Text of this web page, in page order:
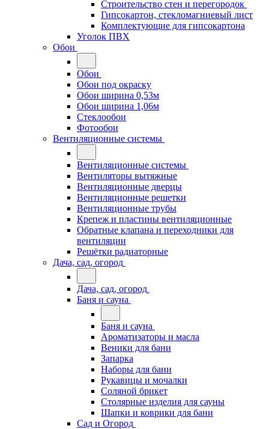
Строительство стен и перегородок
Гипсокартон, стекломагниевый лист
Комплектующие для гипсокартона
Уголок ПВХ
Обои
Обои
Обои под окраску
Обои ширина 0,53м
Обои ширина 1,06м
Стеклообои
Фотообои
Вентиляционные системы
Вентиляционные системы
Вентиляторы вытяжные
Вентиляционные дверцы
Вентиляционные решетки
Вентиляционные трубы
Крепеж и пластины вентиляционные
Обратные клапана и переходники для
вентиляции
Решётки радиаторные
Дача, сад, огород
Дача, сад, огород
Баня и сауна
Баня и сауна
Ароматизаторы и масла
Веники для бани
Запарка
Наборы для бани
Рукавицы и мочалки
Соляной брикет
Столярные изделия для сауны
Шапки и коврики для бани
Сад и Огород